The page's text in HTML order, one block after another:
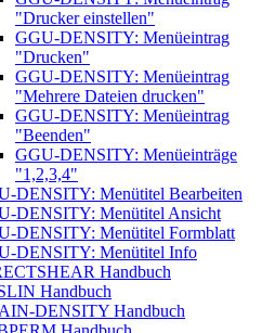
"Drucker einstellen"
GGU-DENSITY: Menüeintrag
"Drucken"
GGU-DENSITY: Menüeintrag
"Mehrere Dateien drucken"
GGU-DENSITY: Menüeintrag
"Beenden"
GGU-DENSITY: Menüeinträge
"1,2,3,4"
DENSITY: Menütitel Bearbeiten
DENSITY: Menütitel Ansicht
DENSITY: Menütitel Formblatt
DENSITY: Menütitel Info
Handbuch
Handbuch
DENSITY Handbuch